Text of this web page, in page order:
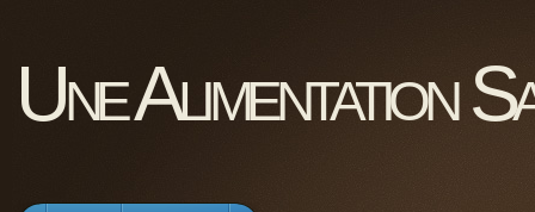
Une Alimentation